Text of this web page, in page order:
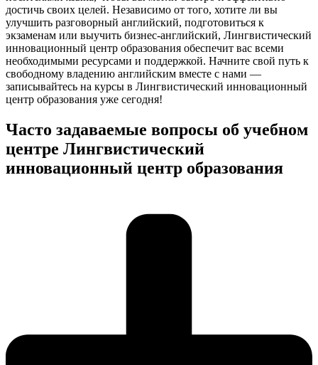
достичь своих целей. Независимо от того, хотите ли вы
улучшить разговорный английский, подготовиться к
экзаменам или выучить бизнес-английский, Лингвистический
инновационный центр образования обеспечит вас всеми
необходимыми ресурсами и поддержкой. Начните свой путь к
свободному владению английским вместе с нами —
записывайтесь на курсы в Лингвистический инновационный
центр образования уже сегодня!
Часто задаваемые вопросы об учебном
центре Лингвистический
инновационный центр образования